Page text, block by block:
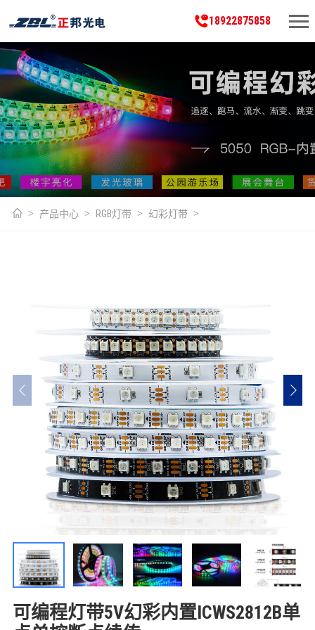
18922875858
产品中心 RGB灯带 幻彩灯带
可编程灯带5V幻彩内置ICWS2812B单